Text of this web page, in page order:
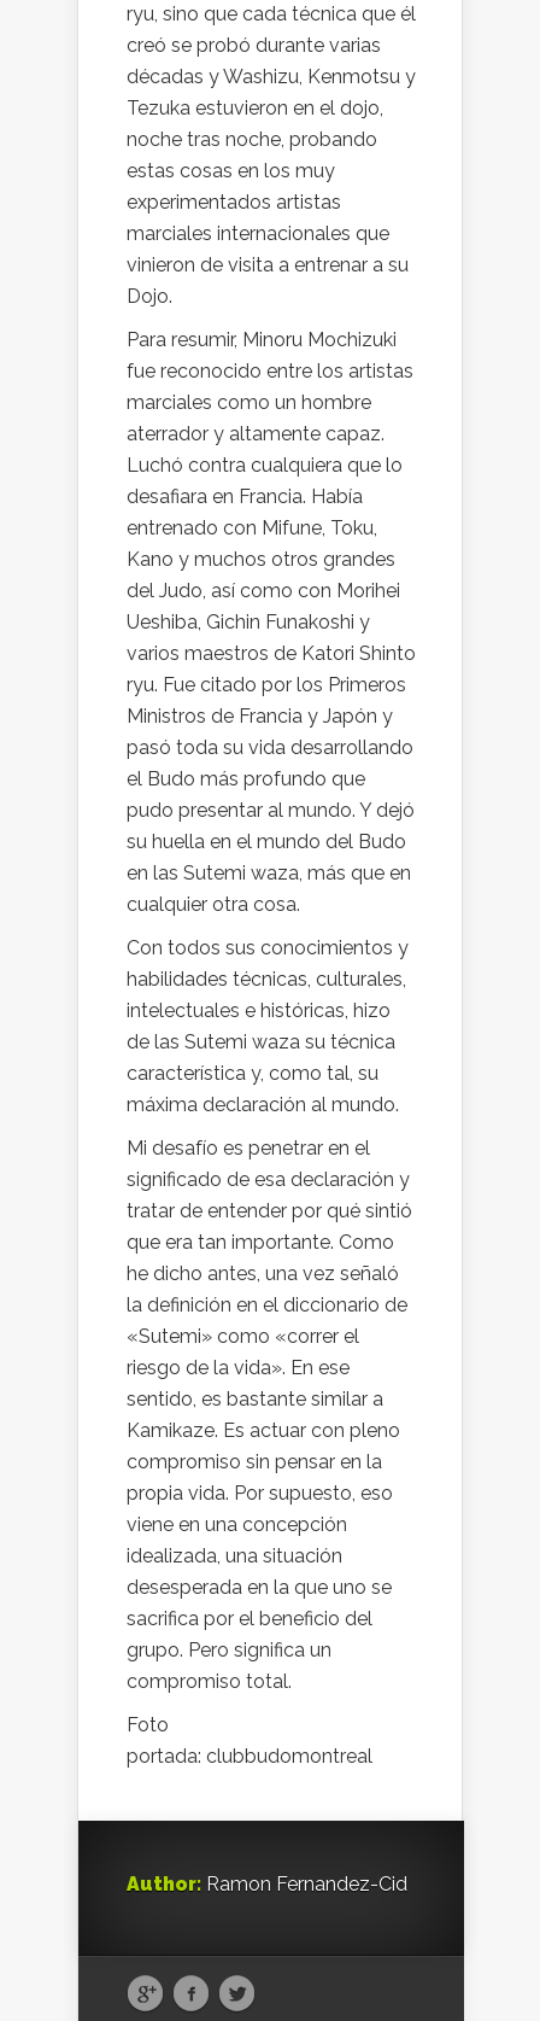
ryu, sino que cada técnica que él
creó se probó durante varias
décadas y Washizu, Kenmotsu y
Tezuka estuvieron en el dojo,
noche tras noche, probando
estas cosas en los muy
experimentados artistas
marciales internacionales que
vinieron de visita a entrenar a su
Dojo.
Para resumir, Minoru Mochizuki
fue reconocido entre los artistas
marciales como un hombre
aterrador y altamente capaz.
Luchó contra cualquiera que lo
desafiara en Francia. Había
entrenado con Mifune, Toku,
Kano y muchos otros grandes
del Judo, así como con Morihei
Ueshiba, Gichin Funakoshi y
varios maestros de Katori Shinto
ryu. Fue citado por los Primeros
Ministros de Francia y Japón y
pasó toda su vida desarrollando
el Budo más profundo que
pudo presentar al mundo. Y dejó
su huella en el mundo del Budo
en las Sutemi waza, más que en
cualquier otra cosa.
Con todos sus conocimientos y
habilidades técnicas, culturales,
intelectuales e históricas, hizo
de las Sutemi waza su técnica
característica y, como tal, su
máxima declaración al mundo.
Mi desafío es penetrar en el
significado de esa declaración y
tratar de entender por qué sintió
que era tan importante. Como
he dicho antes, una vez señaló
la definición en el diccionario de
«Sutemi» como «correr el
riesgo de la vida». En ese
sentido, es bastante similar a
Kamikaze. Es actuar con pleno
compromiso sin pensar en la
propia vida. Por supuesto, eso
viene en una concepción
idealizada, una situación
desesperada en la que uno se
sacrifica por el beneficio del
grupo. Pero significa un
compromiso total.
Foto
portada: clubbudomontreal
Author: Ramon Fernandez-Cid